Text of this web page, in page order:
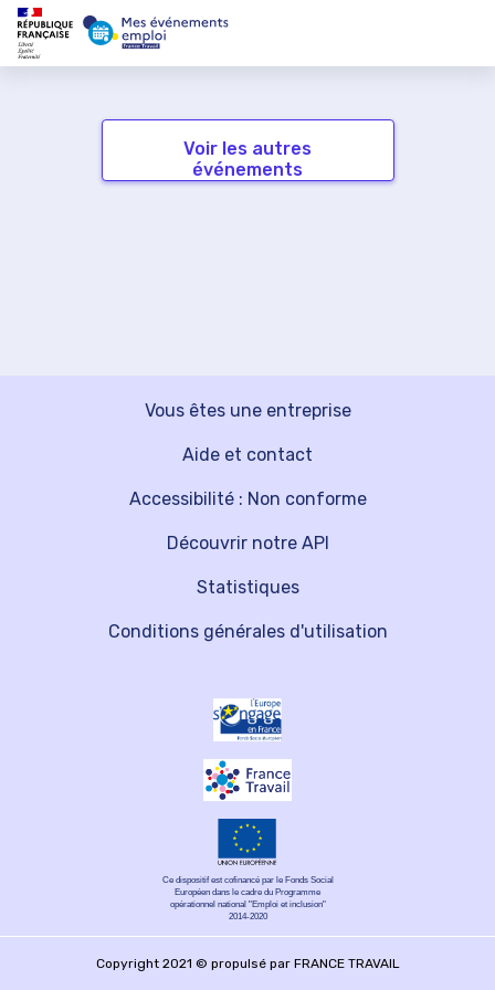
Voir les autres
événements
Vous êtes une entreprise
Découvrir notre API
Aide et contact
Statistiques
Accessibilité : Non conforme
Conditions générales d'utilisation
Ce dispositif est cofinancé par le Fonds Social
Européen dans le cadre du Programme
opérationnel national "Emploi et inclusion"
2014-2020
Copyright 2021 © propulsé par FRANCE TRAVAIL